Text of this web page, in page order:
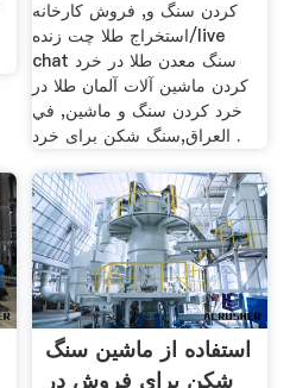
کردن سنگ و, فروش کارخانه
استخراج طلا چت زنده/live
chat سنگ معدن طلا در خرد
کردن ماشین آلات آلمان طلا در
خرد کردن سنگ و ماشین, في
العراق,سنگ شکن برای خرد .
استفاده از ماشین سنگ
شکن برای فروش در